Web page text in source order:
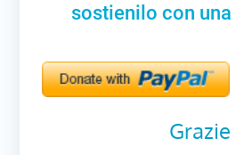
sostienilo con
Grazie